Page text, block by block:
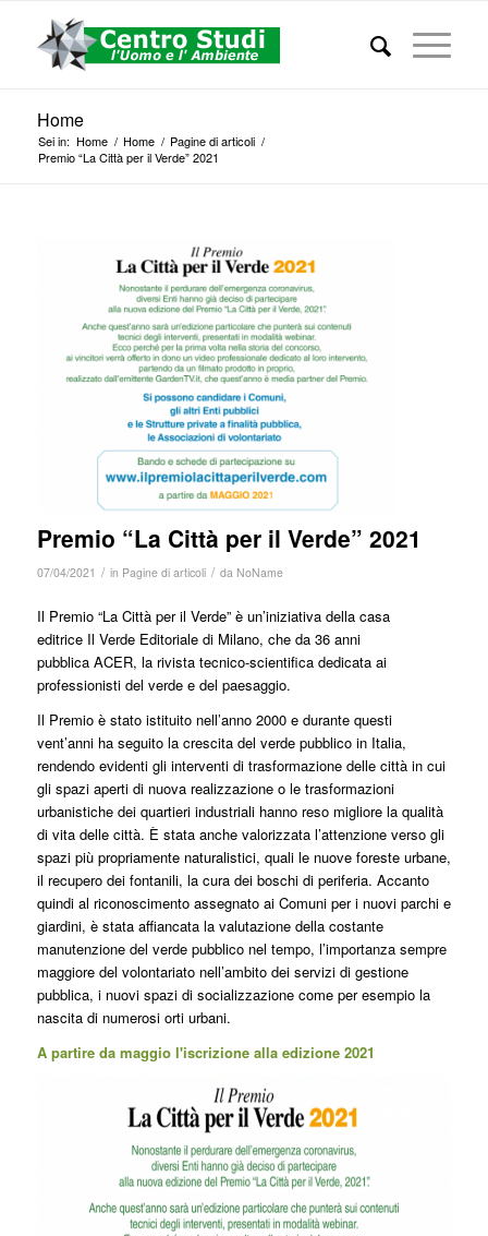
Home
Sei in: Home / Home / Pagine di articoli /
Premio “La Città per il Verde” 2021
Premio “La Città per il Verde” 2021
07/04/2021 / in Pagine di articoli / da NoName
Il Premio “La Città per il Verde” è un’iniziativa della casa
editrice Il Verde Editoriale di Milano, che da 36 anni
pubblica ACER, la rivista tecnico-scientifica dedicata ai
professionisti del verde e del paesaggio.
Il Premio è stato istituito nell’anno 2000 e durante questi
vent’anni ha seguito la crescita del verde pubblico in Italia,
rendendo evidenti gli interventi di trasformazione delle città in cui
gli spazi aperti di nuova realizzazione o le trasformazioni
urbanistiche dei quartieri industriali hanno reso migliore la qualità
di vita delle città. È stata anche valorizzata l’attenzione verso gli
spazi più propriamente naturalistici, quali le nuove foreste urbane,
il recupero dei fontanili, la cura dei boschi di periferia. Accanto
quindi al riconoscimento assegnato ai Comuni per i nuovi parchi e
giardini, è stata affiancata la valutazione della costante
manutenzione del verde pubblico nel tempo, l’importanza sempre
maggiore del volontariato nell’ambito dei servizi di gestione
pubblica, i nuovi spazi di socializzazione come per esempio la
nascita di numerosi orti urbani.
A partire da maggio l'iscrizione alla edizione 2021